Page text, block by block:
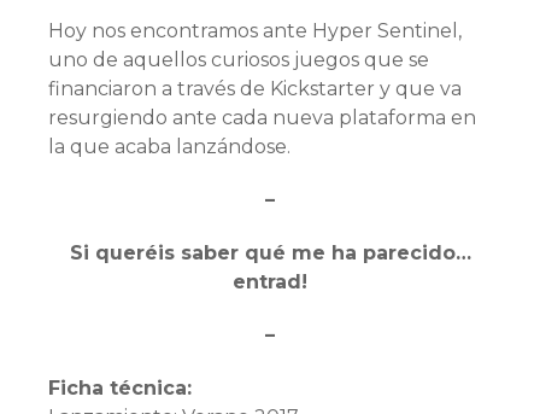
Hoy nos encontramos ante Hyper Sentinel,
uno de aquellos curiosos juegos que se
financiaron a través de Kickstarter y que va
resurgiendo ante cada nueva plataforma en
la que acaba lanzándose.
–
Si queréis saber qué me ha parecido…
entrad!
–
Ficha técnica: